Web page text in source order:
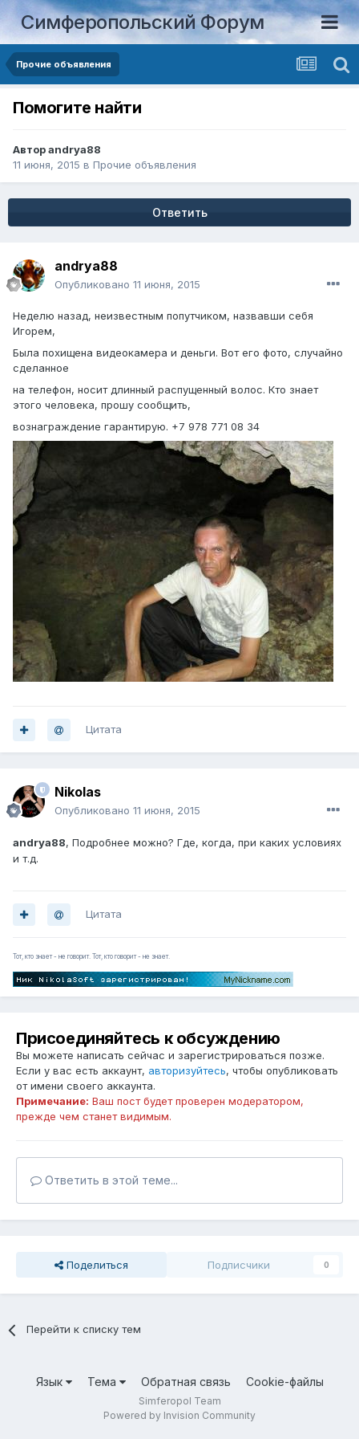
Симферопольский Форум
Прочие объявления
Помогите найти
Авторandrya88
11 июня, 2015 в Прочие объявления
Ответить
andrya88
Опубликовано 11 июня, 2015
Неделю назад, неизвестным попутчиком, назвавши себя
Игорем,
Была похищена видеокамера и деньги. Вот его фото, случайно
сделанное
на телефон, носит длинный распущенный волос. Кто знает
этого человека, прошу сообщить,
вознаграждение гарантирую. +7 978 771 08 34
Цитата
Nikolas
Опубликовано 11 июня, 2015
andrya88, Подробнее можно? Где, когда, при каких условиях
и т.д.
Цитата
Тот, кто знает - не говорит. Тот, кто говорит - не знает.
Присоединяйтесь к обсуждению
Вы можете написать сейчас и зарегистрироваться позже.
Если у вас есть аккаунт, авторизуйтесь, чтобы опубликовать
от имени своего аккаунта.
Примечание: Ваш пост будет проверен модератором,
прежде чем станет видимым.
Ответить в этой теме...
Поделиться Подписчики 0
Перейти к списку тем
Язык Тема Обратная связь Cookie-файлы
Simferopol Team
Powered by Invision Community